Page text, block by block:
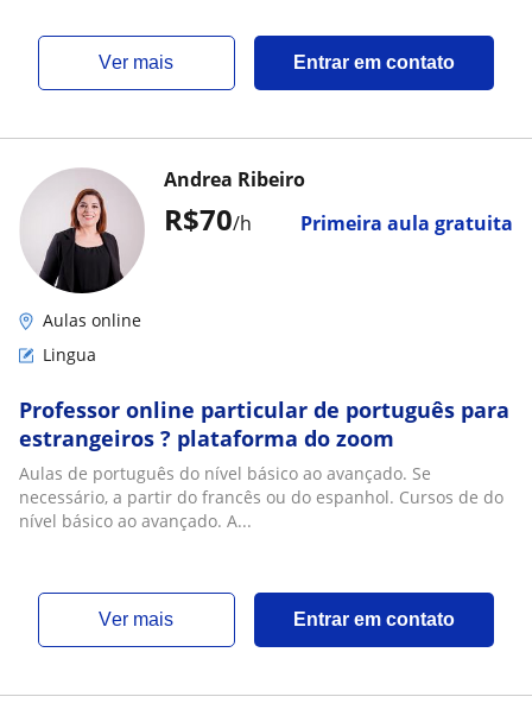
ver mais Entrar em contato
R$70/h Primeira aula gratuita
Andrea Ribeiro
Aulas online
Lingua
Professor online particular de português para
estrangeiros ? plataforma do zoom
Aulas de português do nível básico ao avançado. Se
necessário, a partir do francês ou do espanhol. Cursos de do
nível básico ao avançado. A...
ver mais Entrar em contato